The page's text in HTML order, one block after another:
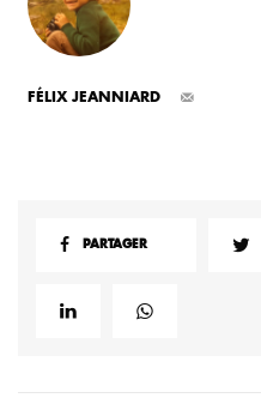
FÉLIX JEANNIARD
PARTAGER